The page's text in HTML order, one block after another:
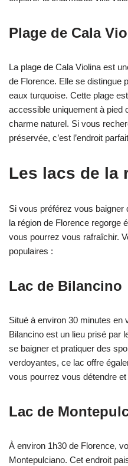
Plage de Cala
La plage de Cala Violina est
de Florence. Elle se distingue
eaux turquoise. Cette plage
accessible uniquement à pied
charme naturel. Si vous
préservée, c’est l’endroit
Les lacs de la
Si vous préférez vous
la région de Florence regorge
vous pourrez vous rafraîchir.
populaires :
Lac de Bilancino
Situé à environ 30 minutes en
Bilancino est un lieu prisé par
se baigner et pratiquer des
verdoyantes, ce lac offre
vous pourrez vous détendre
Lac de
À environ 1h30 de Florence,
Montepulciano. Cet endroit